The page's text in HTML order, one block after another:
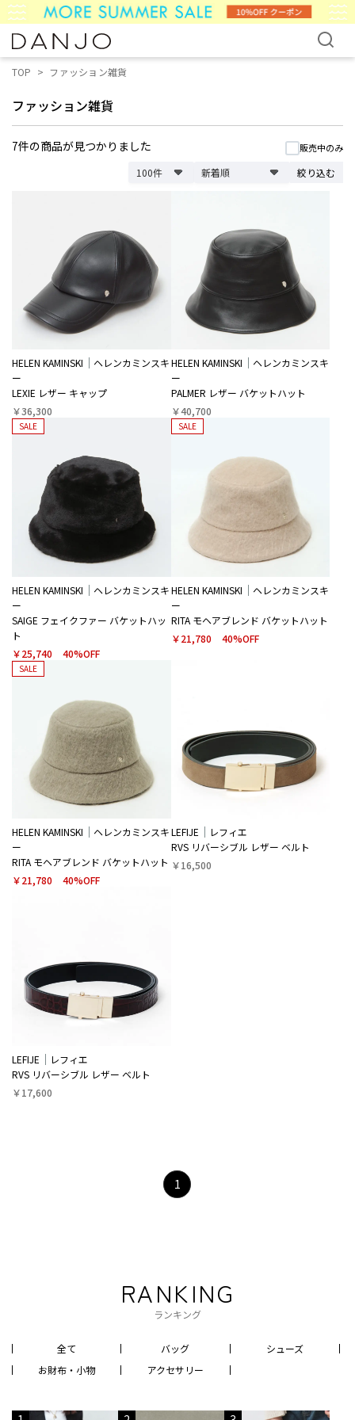
TOP ファッション雑貨
ファッション雑貨
7件の商品が見つかりました 販売中のみ
絞り込む
HELEN KAMINSKI
ヘレンカミンスキ
ー
LEXIE レザー キャップ
￥36,300
HELEN KAMINSKI
ヘレンカミンスキ
ー
PALMER レザー バケットハット
￥40,700
SALE
HELEN KAMINSKI
ヘレンカミンスキ
ー
SAIGE フェイクファー バケットハッ
ト
￥25,740
40%OFF
SALE
HELEN KAMINSKI
ヘレンカミンスキ
ー
RITA モヘアブレンド バケットハット
￥21,780
40%OFF
SALE
HELEN KAMINSKI
ヘレンカミンスキ
ー
RITA モヘアブレンド バケットハット
￥21,780
40%OFF
LEFIJE
レフィエ
RVS リバーシブル レザー ベルト
￥16,500
LEFIJE
レフィエ
RVS リバーシブル レザー ベルト
￥17,600
1
RANKING
ランキング
全て バッグ
シューズ
お財布・小物
アクセサリー